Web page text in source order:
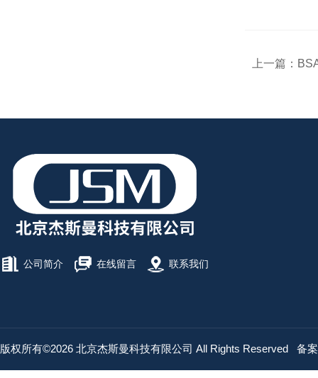
上一篇：
公司简介 在线留言 联系我们
版权所有©2026 北京杰斯曼科技有限公司 All Rights Reserved 备